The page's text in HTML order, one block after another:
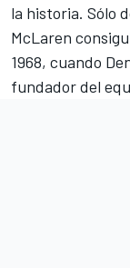
la historia. Sólo
McLaren
1968, cuando
fundador del